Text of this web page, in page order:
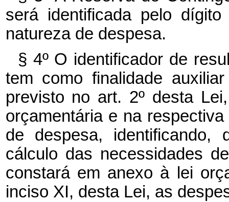
será identificada pelo
natureza de despesa.
§ 4º O identificador de
tem como finalidade
previsto no art. 2º desta
orçamentária e na
de despesa,
cálculo das necessidades
constará em anexo à lei
inciso XI, desta Lei, as